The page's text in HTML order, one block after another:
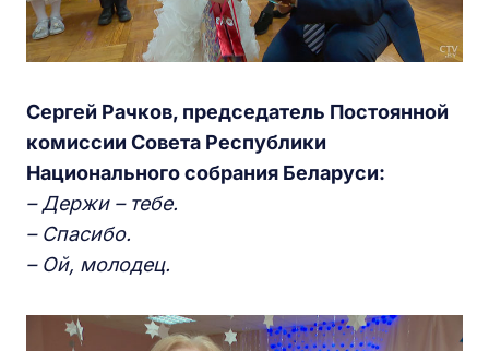
Сергей Рачков, председатель Постоянной
комиссии Совета Республики
Национального собрания Беларуси:
– Держи – тебе.
– Спасибо.
– Ой, молодец.